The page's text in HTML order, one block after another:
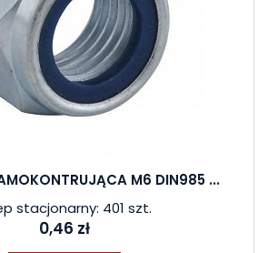
M6 DIN985 ...
stacjonarny: 401 szt.
0,46 zł